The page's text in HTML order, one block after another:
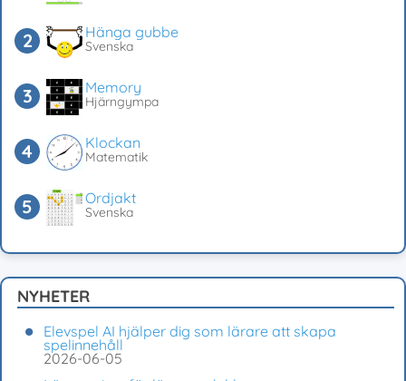
Hänga gubbe
Svenska
Memory
Hjärngympa
Klockan
Matematik
Ordjakt
Svenska
NYHETER
Elevspel AI hjälper dig som lärare att skapa
spelinnehåll
2026-06-05